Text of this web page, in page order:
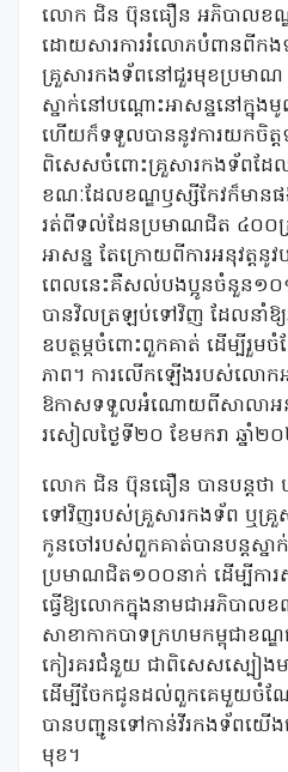
លោក ជិន ប៊ុនធឿន អភិបាលខណ្ឌ
ដោយសារការរំលោភបំពានពីកងទ័
គ្រួសារកងទ័ពនៅជួរមុខប្រមាណ
ស្នាក់នៅបណ្តោះអាសន្ននៅក្នុង
ហើយក៏ទទួលបាននូវការយកចិត្តទុ
ពិសេសចំពោះគ្រួសារកងទ័ពដែ
ខណៈដែលខណ្ឌឫស្សីកែវក៏មាន
រត់ពីទល់ដែនប្រមាណជិត ៤០០គ្
អាសន្ន តែក្រោយពីការអនុវត្
ពេលនេះគឺសល់បងប្អូនចំនួន១០
បានវិលត្រឡប់ទៅវិញ ដែលនាំឱ្យអា
ឧបត្ថម្ភចំពោះពួកគាត់ ដើម្បីរួម
ភាព។ ការលើកឡើងរបស់លោកអ
ឱកាសទទួលអំណោយពីសាលាអ
រសៀលថ្ងៃទី២០ ខែមករា ឆ្នាំ២
លោក ជិន ប៊ុនធឿន បានបន្តថា
ទៅវិញរបស់គ្រួសារកងទ័ព ឬគ្
កូនចៅរបស់ពួកគាត់បានបន្តស្ន
ប្រមាណជិត១០០នាក់ ដើម្បីការ
ធ្វើឱ្យលោកក្នុងនាមជាអភិបាល
សាខាកាកបាទក្រហមកម្ពុជាខណ្
កៀរគរជំនួយ ជាពិសេសស្បៀងមា
ដើម្បីចែកជូនដល់ពួកគេមួយ
បានបញ្ជូនទៅកាន់វីរកងទ័ពយើ
មុខ។